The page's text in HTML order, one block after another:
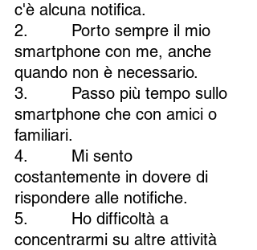
c'è alcuna notifica.
2.         Porto sempre il mio
smartphone con me, anche
quando non è necessario.
3.         Passo più tempo sullo
smartphone che con amici o
familiari.
4.         Mi sento
costantemente in dovere di
rispondere alle notifiche.
5.         Ho difficoltà a
concentrarmi su altre attività